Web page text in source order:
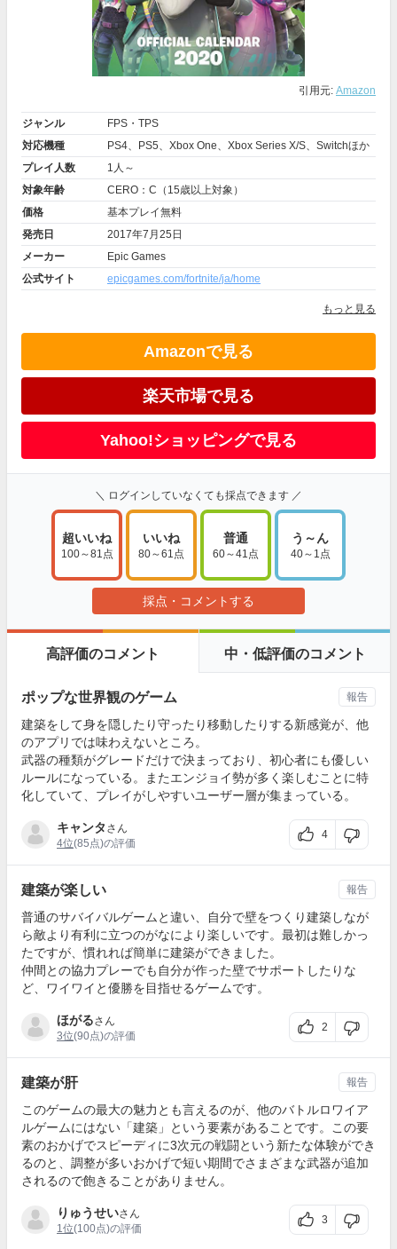
引用元: Amazon
ジャンル
FPS・TPS
対応機種
PS4、PS5、Xbox One、Xbox Series X/S、Switchほか
プレイ人数
1人～
対象年齢
CERO：C（15歳以上対象）
価格
基本プレイ無料
発売日
2017年7月25日
メーカー
Epic Games
公式サイト
epicgames.com/fortnite/ja/home
もっと見る
Amazonで見る
楽天市場で見る
Yahoo!ショッピングで見る
＼ ログインしていなくても採点できます ／
超いいね
100～81点
いいね
80～61点
普通
60～41点
う～ん
40～1点
採点・コメントする
高評価のコメント 中・低評価のコメント
ポップな世界観のゲーム
建築をして身を隠したり守ったり移動したりする新感覚が、他
のアプリでは味わえないところ。
武器の種類がグレードだけで決まっており、初心者にも優しい
ルールになっている。またエンジョイ勢が多く楽しむことに特
化していて、プレイがしやすいユーザー層が集まっている。
キャンタ さん
4位(85点)の評価
4
報告
建築が楽しい
普通のサバイバルゲームと違い、自分で壁をつくり建築しなが
ら敵より有利に立つのがなにより楽しいです。最初は難しかっ
たですが、慣れれば簡単に建築ができました。
仲間との協力プレーでも自分が作った壁でサポートしたりな
ど、ワイワイと優勝を目指せるゲームです。
ほがるさん
3位(90点)の評価
2
報告
建築が肝
このゲームの最大の魅力とも言えるのが、他のバトルロワイア
ルゲームにはない「建築」という要素があることです。この要
素のおかげでスピーディに3次元の戦闘という新たな体験ができ
るのと、調整が多いおかげで短い期間でさまざまな武器が追加
されるので飽きることがありません。
りゅうせいさん
1位(100点)の評価
3
報告